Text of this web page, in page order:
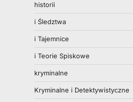
historii
i Śledztwa
i Tajemnice
i Teorie Spiskowe
kryminalne
Kryminalne i Detektywistyczne